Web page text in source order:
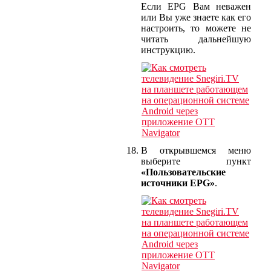
Если EPG Вам неважен
или Вы уже знаете как его
настроить, то можете не
читать дальнейшую
инструкцию.
В открывшемся меню
выберите пункт
«Пользовательские
источники EPG».